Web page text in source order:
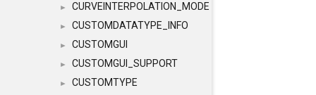
► CURVEINTERPOLATION_MODE
► CUSTOMDATATYPE_INFO
► CUSTOMGUI
► CUSTOMGUI_SUPPORT
► CUSTOMTYPE